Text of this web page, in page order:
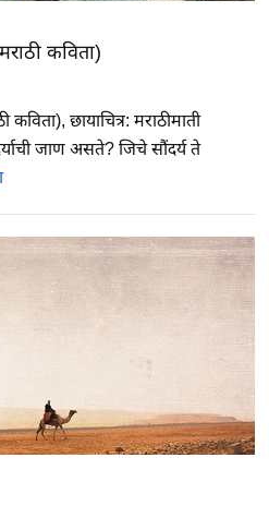
कविता)
छायाचित्र: मराठीमाती
जाण असते? जिचे सौंदर्य ते